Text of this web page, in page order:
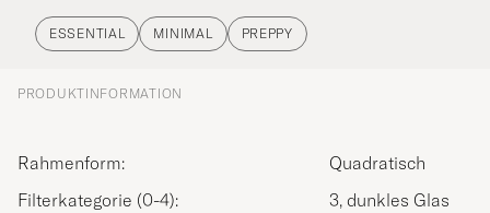
ESSENTIAL MINIMAL PREPPY
PRODUKTINFORMATION
Rahmenform:
Quadratisch
Filterkategorie (0-4):
3, dunkles Glas